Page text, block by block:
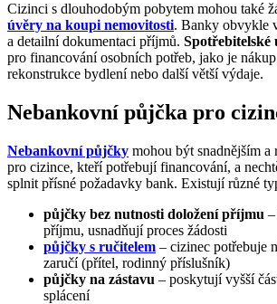
Cizinci s dlouhodobým pobytem mohou také
úvěry na koupi nemovitosti. Banky obvykle
a detailní dokumentaci příjmů. Spotřebitelské
pro financování osobních potřeb, jako je
rekonstrukce bydlení nebo další větší výdaje.
Nebankovní půjčka pro
Nebankovní půjčky mohou být snadnějším a
pro cizince, kteří potřebují financování, a
splnit přísné požadavky bank. Existují různé
půjčky bez nutnosti doložení příjmu
příjmu, usnadňují proces žádosti
půjčky s ručitelem – cizinec potřebuje
zaručí (přítel, rodinný příslušník)
půjčky na zástavu – poskytují vyšší
splácení